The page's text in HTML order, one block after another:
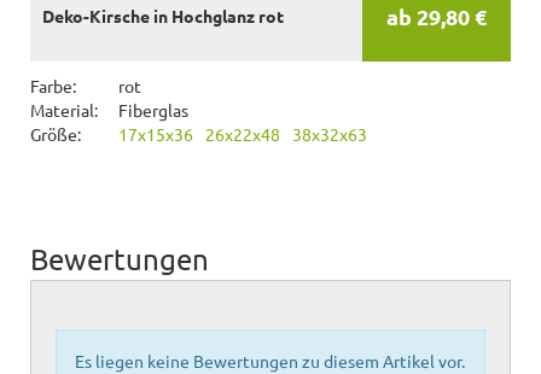
ab 29,80 €
Deko-Kirsche in Hochglanz rot
Farbe:
rot
Material:
Fiberglas
Größe:
17x15x36 26x22x48 38x32x63
Bewertungen
Es liegen keine Bewertungen zu diesem Artikel vor.